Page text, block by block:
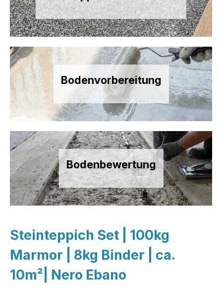
Bodenvorbereitung
Bodenbewertung
Steinteppich Set | 100kg
Marmor | 8kg Binder | ca.
10m²| Nero Ebano